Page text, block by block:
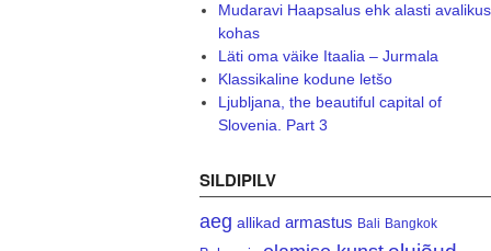
Mudaravi Haapsalus ehk alasti avalikus
kohas
Läti oma väike Itaalia – Jurmala
Klassikaline kodune letšo
Ljubljana, the beautiful capital of
Slovenia. Part 3
SILDIPILV
aeg allikad armastus Bali Bangkok